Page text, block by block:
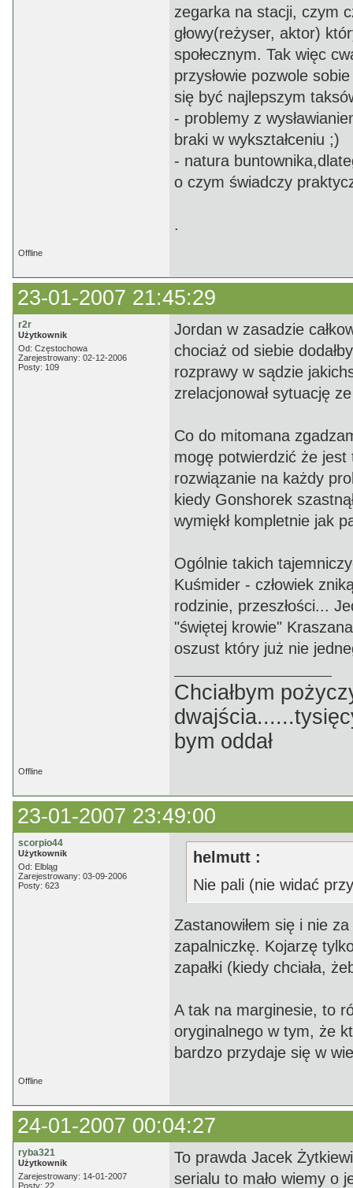
zegarka na stacji, czym
głowy(reżyser, aktor)
społecznym. Tak więc
przysłowie pozwole
się być najlepszym
- problemy z
braki w wykształceniu ;)
- natura
o czym świadczy
.
Offline
23-01-2007 21:45:29
r2r
Użytkownik
Od: Częstochowa
Zarejestrowany: 02-12-2006
Posty: 109
Jordan w zasadzie
chociaż od siebie
rozprawy w sądzie
zrelacjonował sytuację
Co do mitomana
mogę potwierdzić że jest
rozwiązanie na każdy
kiedy Gonshorek
wymiękł kompletnie jak
Ogólnie takich
Kuśmider - człowiek
rodzinie, przeszłości...
"świętej krowie"
oszust który już nie
Chciałbym
bym oddał
Offline
23-01-2007 23:49:00
scorpio44
Użytkownik
Od: Elbląg
Zarejestrowany: 03-09-2006
Posty: 623
helmutt :
Nie pali (nie widać
Zastanowiłem się i nie
zapalniczkę. Kojarzę
zapałki (kiedy chciała,
A tak na marginesie, to
oryginalnego w tym, że
bardzo przydaje się w
Offline
24-01-2007 00:04:27
ryba321
Użytkownik
Zarejestrowany: 14-01-2007
Posty: 22
To prawda Jacek
serialu to mało wiemy o